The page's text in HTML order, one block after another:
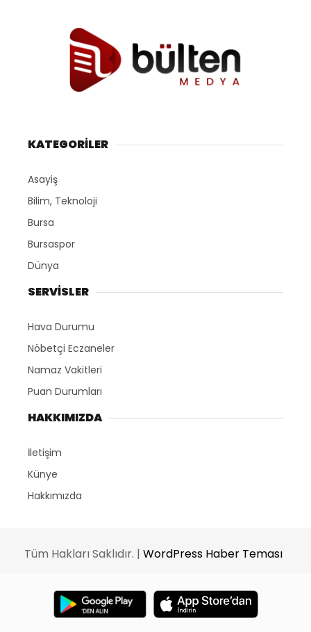
KATEGORİLER
Asayiş
Bilim, Teknoloji
Bursa
Bursaspor
Dünya
SERVİSLER
Hava Durumu
Nöbetçi Eczaneler
Namaz Vakitleri
Puan Durumları
HAKKIMIZDA
İletişim
Künye
Hakkımızda
Tüm Hakları Saklıdır. | WordPress Haber Teması